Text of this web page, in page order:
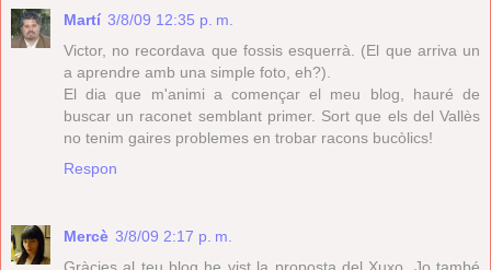
Martí 3/8/09 12:35 p. m.
Victor, no recordava que fossis esquerrà. (El que arriva un
a aprendre amb una simple foto, eh?).
El dia que m'animi a començar el meu blog, hauré de
buscar un raconet semblant primer. Sort que els del Vallès
no tenim gaires problemes en trobar racons bucòlics!
Respon
Mercè 3/8/09 2:17 p. m.
Gràcies al teu blog he vist la proposta del Xuxo. Jo també